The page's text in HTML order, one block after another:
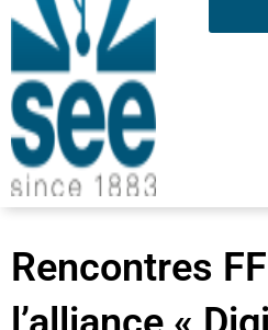
Rencontres